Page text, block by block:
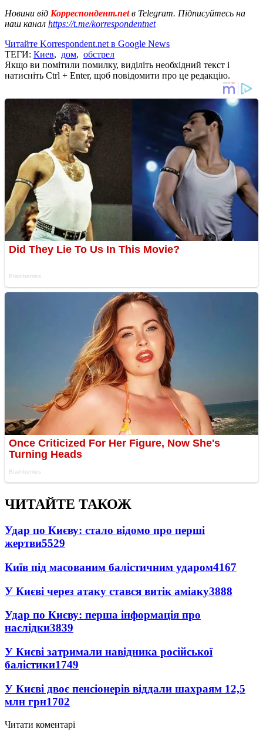
Новини від Корреспондент.netв Telegram. Підписуйтесь на
наш канал https://t.me/korrespondentnet
Читайте Korrespondent.net в Google News
ТЕГИ: Киев, дом, обстрел
Якщо ви помітили помилку, виділіть необхідний текст і
натисніть Ctrl + Enter, щоб повідомити про це редакцію.
ЧИТАЙТЕ ТАКОЖ
Удар по Києву: стало відомо про перші
жертви5529
Київ під масованим балістичним ударом4167
У Києві через атаку стався витік аміаку3888
Удар по Києву: перша інформація про
наслідки3839
У Києві затримали навідника російської
балістики1749
У Києві двоє пенсіонерів віддали шахраям 12,5
млн грн1702
Читати коментарі